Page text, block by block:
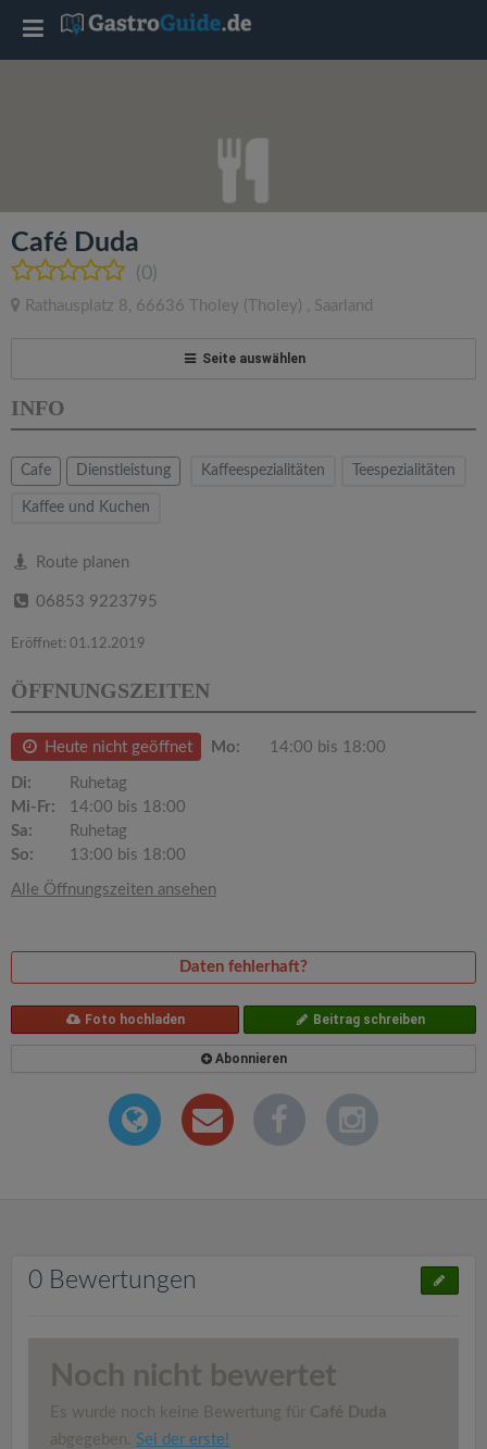
Café Duda
(0)
Rathausplatz 8, 66636 Tholey (Tholey) , Saarland
Seite auswählen
INFO
Cafe Dienstleistung Kaffeespezialitäten Teespezialitäten
Kaffee und Kuchen
Route planen
06853 9223795
Eröffnet: 01.12.2019
ÖFFNUNGSZEITEN
Heute nicht geöffnet Mo: 14:00 bis 18:00
Di:
Ruhetag
Mi-Fr:
14:00 bis 18:00
Sa:
Ruhetag
So:
13:00 bis 18:00
Alle Öffnungszeiten ansehen
Daten fehlerhaft?
Foto hochladen Beitrag schreiben
Abonnieren
0 Bewertungen
Noch nicht bewertet
Es wurde noch keine Bewertung für Café Duda
abgegeben. Sei der erste!
T
l
e
a
v
g
t
n